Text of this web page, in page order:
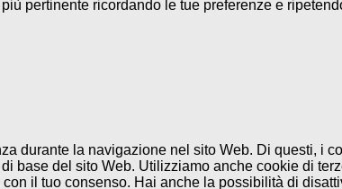
pertinente ricordando le tue preferenze e
durante la navigazione nel sito Web. Di questi, i
base del sito Web. Utilizziamo anche cookie di
il tuo consenso. Hai anche la possibilità di